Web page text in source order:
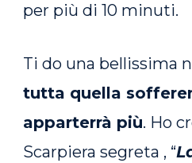
per più di 10 minuti.
Ti do una bellissima
tutta quella
apparterrà più. Ho
Scarpiera segreta , “